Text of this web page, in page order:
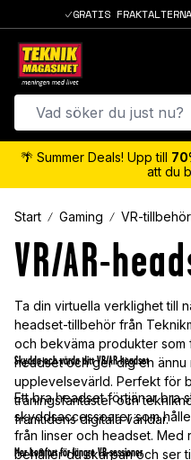
GRATIS
🌴 Summer Deals! Upp till
att du
Start Gaming VR-tillbehör
VR/AR-
Ta din virtuella verklighet till
headset-tillbehör från
och bekväma produkter
headset och ger dig en ännu
upplevelsevärld. Perfekt för
träningsfantaster och
framtidens digitala världar.
Skydda och vårda ditt VR/AR-headset
Ett bra headset förtjänar bra
skyddsaccessoarer som
från linser och headset.
behåller du skärpan och ser
Mer komfort för längre VR-sessioner